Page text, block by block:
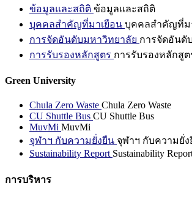
ข้อมูลและสถิติ ข้อมูลและสถิติ
บุคคลสำคัญที่มาเยือน บุคคลสำคัญที่ม
การจัดอันดับมหาวิทยาลัย การจัดอันดั
การรับรองหลักสูตร การรับรองหลักสูต
Green University
Chula Zero Waste Chula Zero Waste
CU Shuttle Bus CU Shuttle Bus
MuvMi MuvMi
จุฬาฯ กับความยั่งยืน จุฬาฯ กับความยั่ง
Sustainability Report Sustainability
การบริหาร